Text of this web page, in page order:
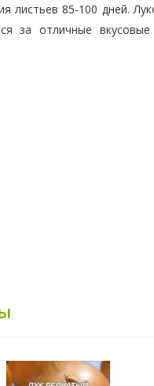
листьев 85-100 дней.
за отличные